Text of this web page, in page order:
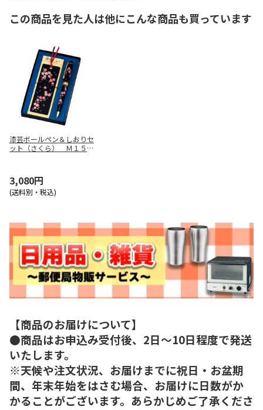
この商品を見た人は他にこんな商品も買っています
漆芸ボールペン＆しおりセ
ット（さくら） Ｍ１５８
3,080円
(送料別・税込)
【商品のお届けについて】
●商品はお申込み受付後、2日～10日程度で発送
いたします。
※天候や注文状況、お届けまでに祝日・お盆期
間、年末年始をはさむ場合、お届けに日数がか
かることがございます。あらかじめご了承くださ